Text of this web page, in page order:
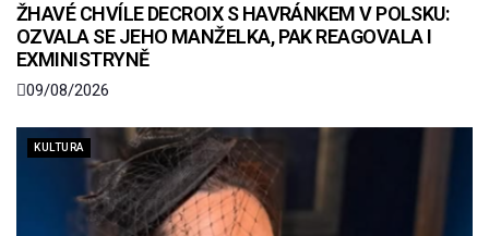
ŽHAVÉ CHVÍLE DECROIX S HAVRÁNKEM V POLSKU:
OZVALA SE JEHO MANŽELKA, PAK REAGOVALA I
EXMINISTRYNĚ
09/08/2026
KULTURA